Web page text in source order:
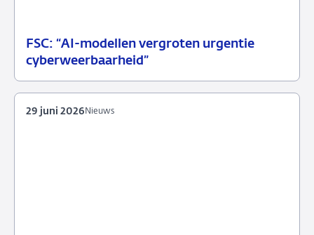
FSC: “AI-modellen vergroten urgentie
cyberweerbaarheid”
07
Persbericht
Nieuws
29 juni 2026